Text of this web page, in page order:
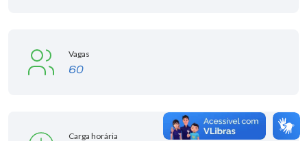
Vagas
60
Carga horária